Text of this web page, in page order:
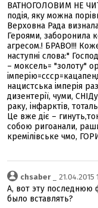
ВАТНОГОЛОВИМ НЕ
подія, яку можна
Верховна Рада
Героями, заборонила
агресом.! БРАВО!!!
наступні слова:"
– моксель= "золоту"
нацистська імперія
дизентерії, чуми,
раку, інфарктів,
Це вже діє –
собою ригоанали,
кремілівське чмо,
chsaber_ 21.04.2015
А, вот эту последнюю
было вставлять?